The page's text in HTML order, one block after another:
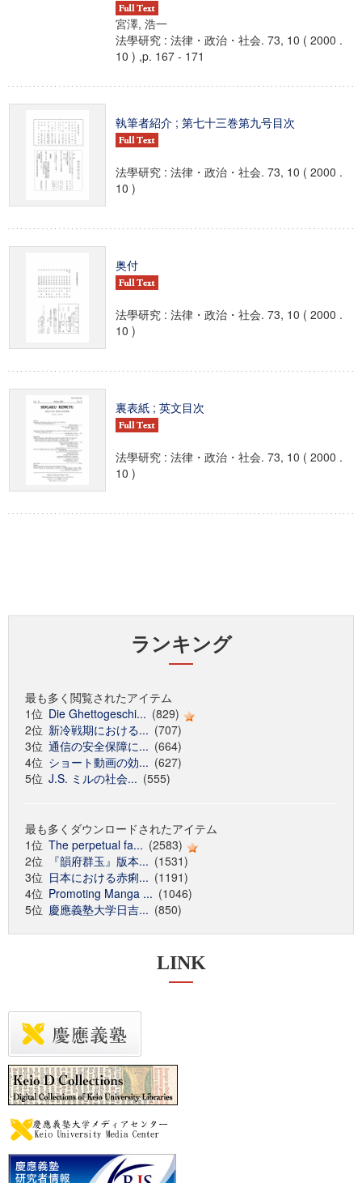
宮澤, 浩一
法學研究 : 法律・政治・社会. 73, 10 ( 2000 .
10 ) ,p. 167 - 171
執筆者紹介 ; 第七十三巻第九号目次
法學研究 : 法律・政治・社会. 73, 10 ( 2000 .
10 )
奥付
法學研究 : 法律・政治・社会. 73, 10 ( 2000 .
10 )
裏表紙 ; 英文目次
法學研究 : 法律・政治・社会. 73, 10 ( 2000 .
10 )
ランキング
最も多く閲覧されたアイテム
1位 Die Ghettogeschi... (829)
2位 新冷戦期における... (707)
3位 通信の安全保障に... (664)
4位 ショート動画の効... (627)
5位 J.S. ミルの社会... (555)
最も多くダウンロードされたアイテム
1位 The perpetual fa... (2583)
2位
『韻府群玉』版本... (1531)
3位 日本における赤痢... (1191)
4位 Promoting Manga ... (1046)
5位 慶應義塾大学日吉... (850)
LINK